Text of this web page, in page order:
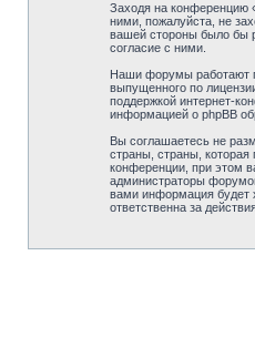
Заходя на конференцию
ними, пожалуйста, не
вашей стороны было бы
согласие с ними.
Наши форумы работают
выпущенного по
поддержкой интернет-
информацией о phpBB
Вы соглашаетесь не
страны, страны,
конференции, при этом
администраторы
вами информация будет
ответственна за